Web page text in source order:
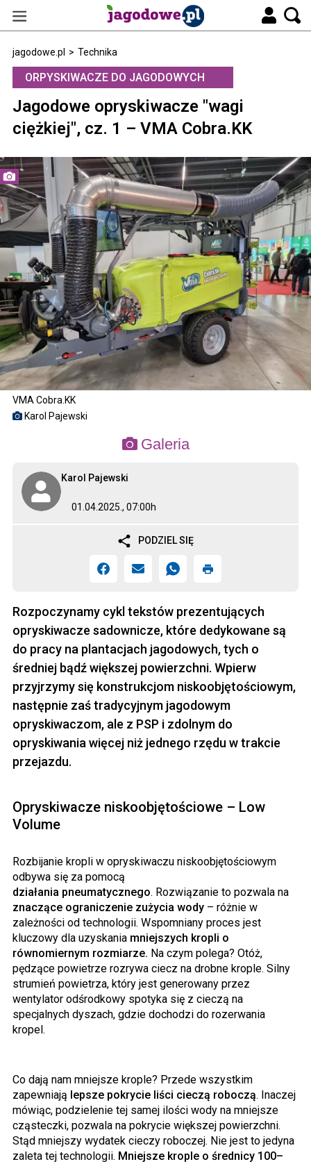
jagodowe.pl > Technika
VMA Cobra.KK
Karol Pajewski
ORPYSKIWACZE DO JAGODOWYCH
Jagodowe opryskiwacze "wagi
ciężkiej", cz. 1 – VMA Cobra.KK
Galeria
01.04.2025., 07:00h
Karol Pajewski
PODZIEL SIĘ
Rozpoczynamy cykl tekstów prezentujących
opryskiwacze sadownicze, które dedykowane są
do pracy na plantacjach jagodowych, tych o
średniej bądź większej powierzchni. Wpierw
przyjrzymy się konstrukcjom niskoobjętościowym,
następnie zaś tradycyjnym jagodowym
opryskiwaczom, ale z PSP i zdolnym do
opryskiwania więcej niż jednego rzędu w trakcie
przejazdu.
Opryskiwacze niskoobjętościowe – Low
Volume
Rozbijanie kropli w opryskiwaczu niskoobjętościowym
odbywa się za pomocą
działania pneumatycznego. Rozwiązanie to pozwala na
znaczące ograniczenie zużycia wody – różnie w
zależności od technologii. Wspomniany proces jest
kluczowy dla uzyskania mniejszych kropli o
równomiernym rozmiarze. Na czym polega? Otóż,
pędzące powietrze rozrywa ciecz na drobne krople. Silny
strumień powietrza, który jest generowany przez
wentylator odśrodkowy spotyka się z cieczą na
specjalnych dyszach, gdzie dochodzi do rozerwania
kropel.
Co dają nam mniejsze krople? Przede wszystkim
zapewniają lepsze pokrycie liści cieczą roboczą. Inaczej
mówiąc, podzielenie tej samej ilości wody na mniejsze
cząsteczki, pozwala na pokrycie większej powierzchni.
Stąd mniejszy wydatek cieczy roboczej. Nie jest to jedyna
zaleta tej technologii. Mniejsze krople o średnicy 100–